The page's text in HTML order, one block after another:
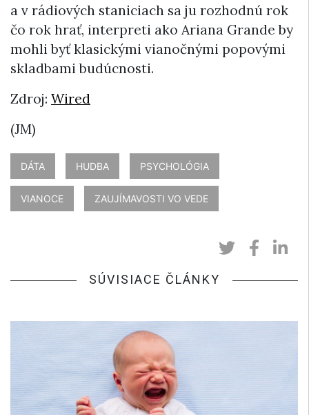
a v rádiových staniciach sa ju rozhodnú rok
čo rok hrať, interpreti ako Ariana Grande by
mohli byť klasickými vianočnými popovými
skladbami budúcnosti.
Zdroj: Wired
(JM)
DÁTA HUDBA PSYCHOLÓGIA
VIANOCE ZAUJÍMAVOSTI VO VEDE
SÚVISIACE ČLÁNKY